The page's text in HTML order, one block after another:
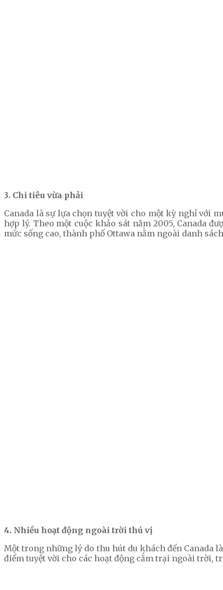
3. Chi tiêu vừa phải
Canada là sự lựa chọn tuyệt vời cho một kỳ nghỉ với
hợp lý. Theo một cuộc khảo sát năm 2005, Canada
mức sống cao, thành phố Ottawa nằm ngoài danh
4. Nhiều hoạt động ngoài trời thú vị
Một trong những lý do thu hút du khách đến Canada
điểm tuyệt vời cho các hoạt động cắm trại ngoài trời,